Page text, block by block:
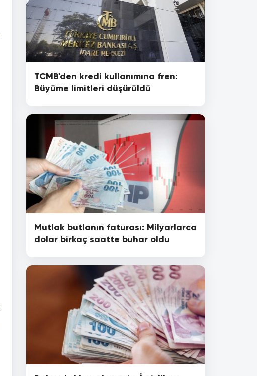
TCMB'den kredi kullanımına fren:
Büyüme limitleri düşürüldü
Mutlak butlanın faturası: Milyarlarca
dolar birkaç saatte buhar oldu